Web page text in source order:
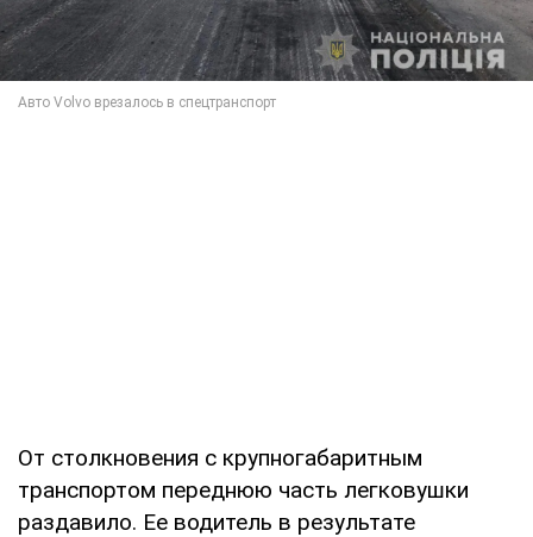
От столкновения с крупногабаритным
транспортом переднюю часть легковушки
раздавило. Ее водитель в результате